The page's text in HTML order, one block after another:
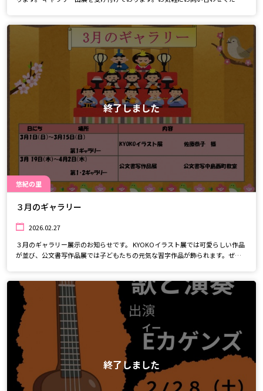
悠紀の里
終了しました
３月のギャラリー
2026.02.27
３月のギャラリー展示のお知らせです。 KYOKOイラスト展では可愛らしい作品
が並び、公文書写作品展では子どもたちの元気な習字作品が飾られます。ぜひ
終了しました